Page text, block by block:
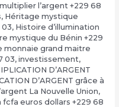
l’argent +229 68
, Héritage mystique
03, Histoire d’illumination
mystique du Bénin +229
grand maitre
03, investissement,
D’ARGENT
D’ARGENT grâce à
La Nouvelle Union,
euros dollars +229 68